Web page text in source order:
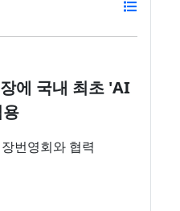
에 국내 최초 'AI
번영회와 협력